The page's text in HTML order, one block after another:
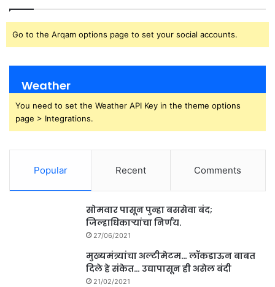
Go to the Arqam options page to set your social accounts.
Weather
You need to set the Weather API Key in the theme options
page > Integrations.
Popular Recent Comments
सोमवार पासून पुन्हा बससेवा बंद;
जिल्हाधिकाऱ्यांचा निर्णय.
27/06/2021
मुख्यमंत्र्यांचा अल्टीमेटम… लॉकडाऊन बाबत
दिले हे संकेत… उद्यापासून ही असेल बंदी
21/02/2021